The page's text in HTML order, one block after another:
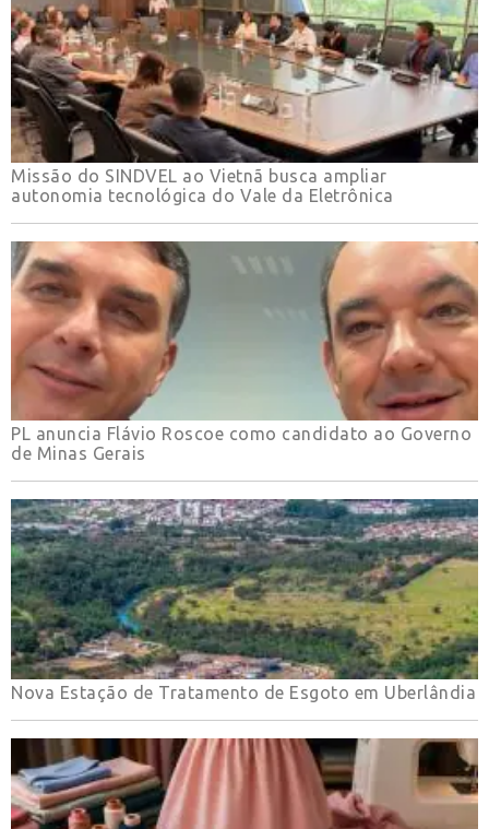
Missão do SINDVEL ao Vietnã busca ampliar
autonomia tecnológica do Vale da Eletrônica
PL anuncia Flávio Roscoe como candidato ao Governo
de Minas Gerais
Nova Estação de Tratamento de Esgoto em Uberlândia